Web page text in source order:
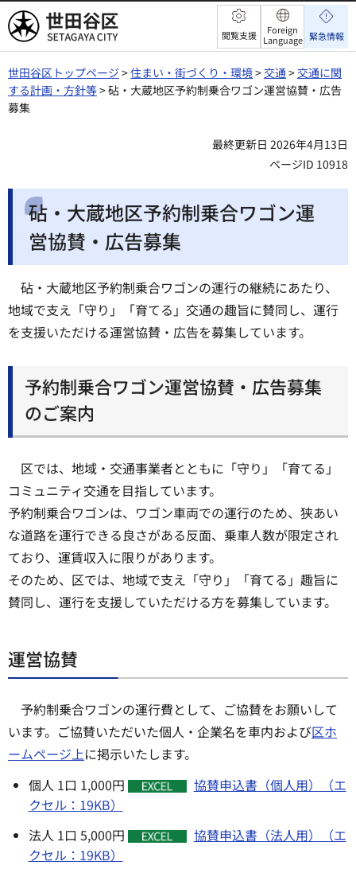
世田谷区 閲覧支援
Foreign
Language 緊急情報
世田谷区トップページ >住まい・街づくり・環境>交通>交通に関
する計画・方針等> 砧・大蔵地区予約制乗合ワゴン運営協賛・広告
募集
最終更新日 2026年4月13日
ページID 10918
砧・大蔵地区予約制乗合ワゴン運
営協賛・広告募集
砧・大蔵地区予約制乗合ワゴンの運行の継続にあたり、
地域で支え「守り」「育てる」交通の趣旨に賛同し、運行
を支援いただける運営協賛・広告を募集しています。
予約制乗合ワゴン運営協賛・広告募集
のご案内
区では、地域・交通事業者とともに「守り」「育てる」
コミュニティ交通を目指しています。
予約制乗合ワゴンは、ワゴン車両での運行のため、狭あい
な道路を運行できる良さがある反面、乗車人数が限定され
ており、運賃収入に限りがあります。
そのため、区では、地域で支え「守り」「育てる」趣旨に
賛同し、運行を支援していただける方を募集しています。
運営協賛
予約制乗合ワゴンの運行費として、ご協賛をお願いして
います。ご協賛いただいた個人・企業名を車内および区ホ
ームページ上に掲示いたします。
個人 1口 1,000円
協賛申込書（個人用）（エ
クセル：19KB）
法人 1口 5,000円
協賛申込書（法人用）（エ
クセル：19KB）